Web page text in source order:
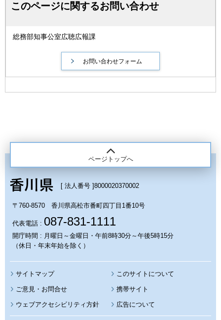
このページに関するお問い合わせ
総務部知事公室広聴広報課
ページトップへ
[ 法人番号 ]8000020370002
〒760-8570 香川県高松市番町四丁目1番10号
代表電話 : 087-831-1111
開庁時間 : 月曜日～金曜日・午前8時30分～午後5時15分
（休日・年末年始を除く）
サイトマップ このサイトについて
携帯サイト
ウェブアクセシビリティ方針 広告について